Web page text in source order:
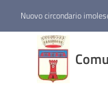
Nuovo circondario
Comune